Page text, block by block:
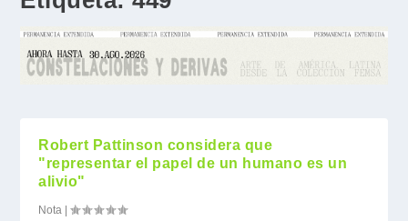
Robert Pattinson considera que
"representar el papel de un humano es un
alivio"
Nota |